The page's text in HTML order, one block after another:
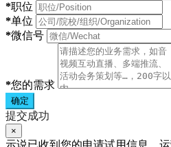
*职位
*单位
*微信号
*您的需求
确定
提交成功
×